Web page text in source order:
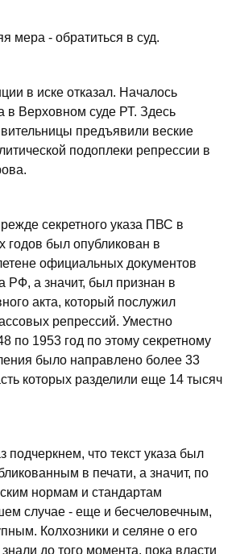
мера - обратиться в суд.
в иске отказал. Началось
в Верховном суде РТ. Здесь
предъявили веские
подоплеки репрессии в
секретного указа ПВС в
годов был опубликован в
официальных документов
РФ, а значит, был признан в
акта, который послужил
репрессий. Уместно
по 1953 год по этому секретному
было направлено более 33
которых разделили еще 14 тысяч
подчеркнем, что текст указа был
в печати, а значит, по
нормам и стандартам
случае - еще и бесчеловечным,
Колхозники и селяне о его
до того момента, пока власти